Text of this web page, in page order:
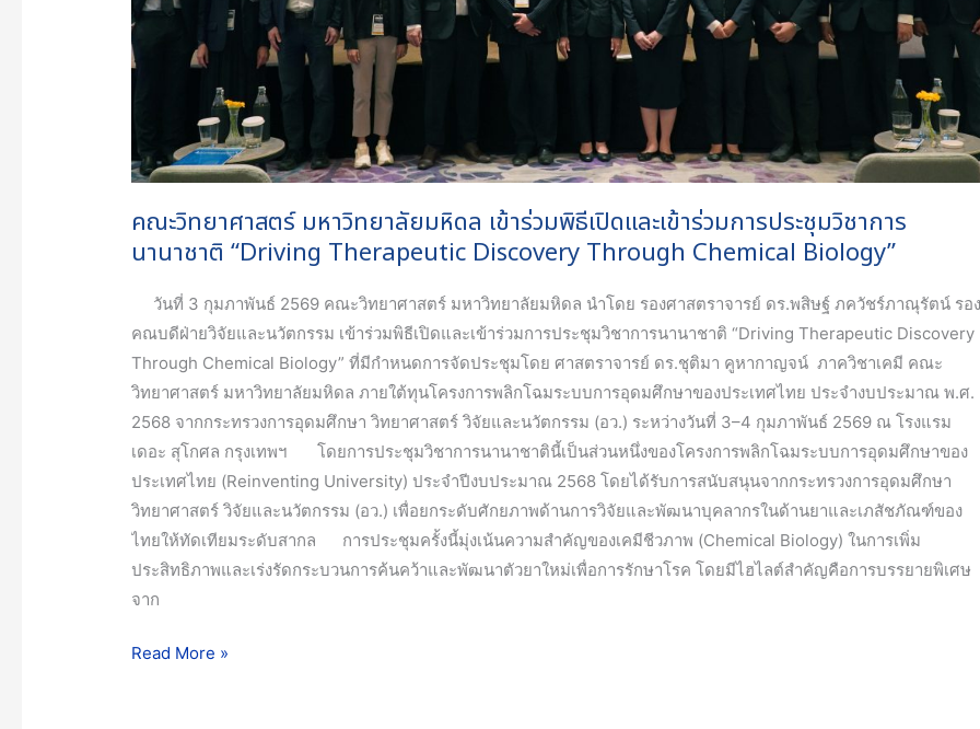
คณะวิทยาศาสตร์ มหาวิทยาลัยมหิดล เข้าร่วมพิธีเปิดและเข้าร่วมการประชุมวิชาการ
นานาชาติ “Driving Therapeutic Discovery Through Chemical Biology”
วันที่ 3 กุมภาพันธ์ 2569 คณะวิทยาศาสตร์ มหาวิทยาลัยมหิดล นำโดย รองศาสตราจารย์ ดร.พสิษฐ์ ภควัชร์ภาณุรัตน์ รอ
คณบดีฝ่ายวิจัยและนวัตกรรม เข้าร่วมพิธีเปิดและเข้าร่วมการประชุมวิชาการนานาชาติ “Driving Therapeutic Discovery
Through Chemical Biology” ที่มีกำหนดการจัดประชุมโดย ศาสตราจารย์ ดร.ชุติมา คูหากาญจน์ ภาควิชาเคมี คณะ
วิทยาศาสตร์ มหาวิทยาลัยมหิดล ภายใต้ทุนโครงการพลิกโฉมระบบการอุดมศึกษาของประเทศไทย ประจำงบประมาณ พ.ศ.
2568 จากกระทรวงการอุดมศึกษา วิทยาศาสตร์ วิจัยและนวัตกรรม (อว.) ระหว่างวันที่ 3–4 กุมภาพันธ์ 2569 ณ โรงแรม
เดอะ สุโกศล กรุงเทพฯ โดยการประชุมวิชาการนานาชาตินี้เป็นส่วนหนึ่งของโครงการพลิกโฉมระบบการอุดมศึกษาของ
ประเทศไทย (Reinventing University) ประจำปีงบประมาณ 2568 โดยได้รับการสนับสนุนจากกระทรวงการอุดมศึกษา
วิทยาศาสตร์ วิจัยและนวัตกรรม (อว.) เพื่อยกระดับศักยภาพด้านการวิจัยและพัฒนาบุคลากรในด้านยาและเภสัชภัณฑ์ของ
ไทยให้ทัดเทียมระดับสากล การประชุมครั้งนี้มุ่งเน้นความสำคัญของเคมีชีวภาพ (Chemical Biology) ในการเพิ่ม
ประสิทธิภาพและเร่งรัดกระบวนการค้นคว้าและพัฒนาตัวยาใหม่เพื่อการรักษาโรค โดยมีไฮไลต์สำคัญคือการบรรยายพิเศษ
จาก
วิชาการ
นานาชาติ
“Driving
Therapeutic
Discovery
Through
Biology”
Read More »